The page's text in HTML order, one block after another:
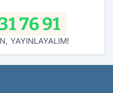
76 91
YAYINLAYALIM!